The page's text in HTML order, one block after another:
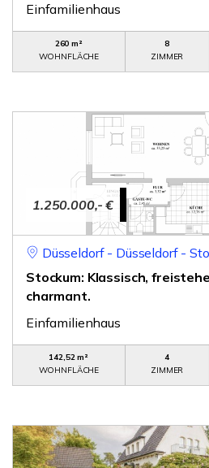
Einfamilienhaus
260 m²
WOHNFLÄCHE
8
ZIMMER
1.250.000,- €
Düsseldorf - Düsseldorf -
Stockum: Klassisch,
charmant.
Einfamilienhaus
142,52 m²
WOHNFLÄCHE
4
ZIMMER